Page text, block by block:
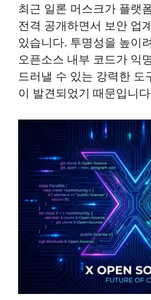
최근 일론 머스크가 플랫
전격 공개하면서 보안 업
있습니다. 투명성을 높이
오픈소스 내부 코드가 익
드러낼 수 있는 강력한 도
이 발견되었기 때문입니